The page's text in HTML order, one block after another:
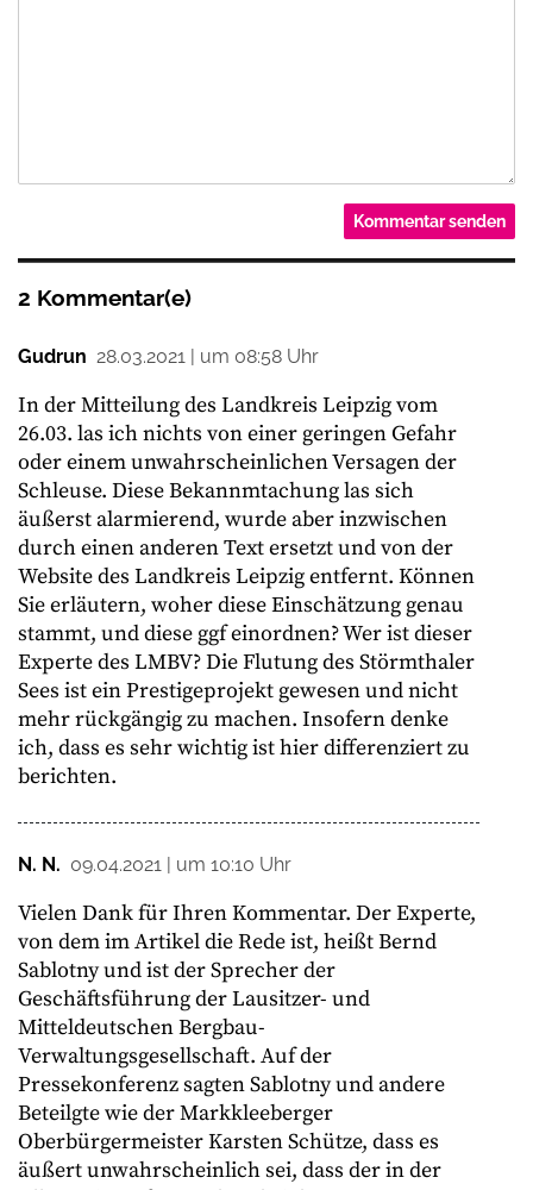
2 Kommentar(e)
Gudrun 28.03.2021 | um 08:58 Uhr
In der Mitteilung des Landkreis Leipzig vom
26.03. las ich nichts von einer geringen Gefahr
oder einem unwahrscheinlichen Versagen der
Schleuse. Diese Bekannmtachung las sich
äußerst alarmierend, wurde aber inzwischen
durch einen anderen Text ersetzt und von der
Website des Landkreis Leipzig entfernt. Können
Sie erläutern, woher diese Einschätzung genau
stammt, und diese ggf einordnen? Wer ist dieser
Experte des LMBV? Die Flutung des Störmthaler
Sees ist ein Prestigeprojekt gewesen und nicht
mehr rückgängig zu machen. Insofern denke
ich, dass es sehr wichtig ist hier differenziert zu
berichten.
N. N. 09.04.2021 | um 10:10 Uhr
Vielen Dank für Ihren Kommentar. Der Experte,
von dem im Artikel die Rede ist, heißt Bernd
Sablotny und ist der Sprecher der
Geschäftsführung der Lausitzer- und
Mitteldeutschen Bergbau-
Verwaltungsgesellschaft. Auf der
Pressekonferenz sagten Sablotny und andere
Beteilgte wie der Markkleeberger
Oberbürgermeister Karsten Schütze, dass es
äußert unwahrscheinlich sei, dass der in der